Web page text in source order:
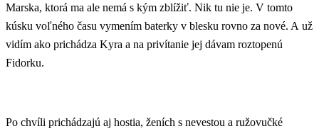
Marska, ktorá ma ale nemá s kým zblížiť. Nik tu nie je. V tomto
kúsku voľného času vymením baterky v blesku rovno za nové. A už
vidím ako prichádza Kyra a na privítanie jej dávam roztopenú
Fidorku.
Po chvíli prichádzajú aj hostia, ženích s nevestou a ružovučké